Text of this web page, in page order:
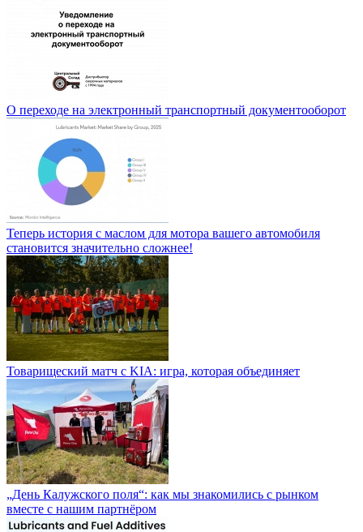
О переходе на электронный транспортный документооборот
Теперь история с маслом для мотора вашего автомобиля
становится значительно сложнее!
Товарищеский матч с KIA: игра, которая объединяет
„День Калужского поля“: как мы знакомились с рынком
вместе с нашим партнёром